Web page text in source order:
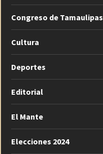
Congreso de Tamaulipas
Cultura
Deportes
Editorial
El Mante
Elecciones 2024